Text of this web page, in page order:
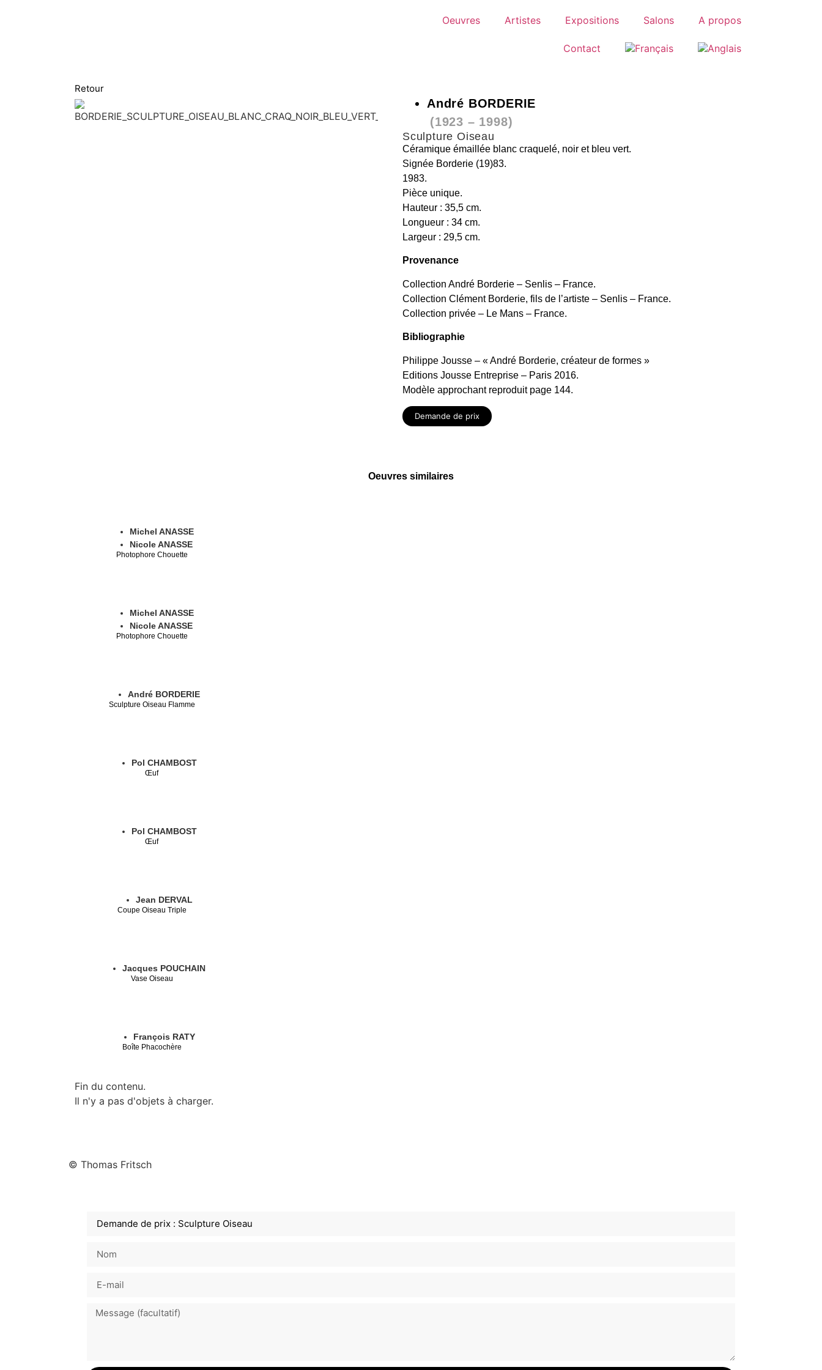
Oeuvres Artistes Expositions Salons A propos
Contact
Retour
André BORDERIE
(1923 – 1998)
Sculpture Oiseau
Céramique émaillée blanc craquelé, noir et bleu vert.
Signée Borderie (19)83.
1983.
Pièce unique.
Hauteur : 35,5 cm.
Longueur : 34 cm.
Largeur : 29,5 cm.
Provenance
Collection André Borderie – Senlis – France.
Collection Clément Borderie, fils de l’artiste – Senlis – France.
Collection privée – Le Mans – France.
Bibliographie
Philippe Jousse – « André Borderie, créateur de formes »
Editions Jousse Entreprise – Paris 2016.
Modèle approchant reproduit page 144.
Demande de prix
Oeuvres similaires
Michel ANASSE
Nicole ANASSE
Photophore Chouette
Michel ANASSE
Nicole ANASSE
Photophore Chouette
André BORDERIE
Sculpture Oiseau Flamme
Pol CHAMBOST
Œuf
Pol CHAMBOST
Œuf
Jean DERVAL
Coupe Oiseau Triple
Jacques POUCHAIN
Vase Oiseau
François RATY
Boîte Phacochère
Fin du contenu.
Il n'y a pas d'objets à charger.
© Thomas Fritsch